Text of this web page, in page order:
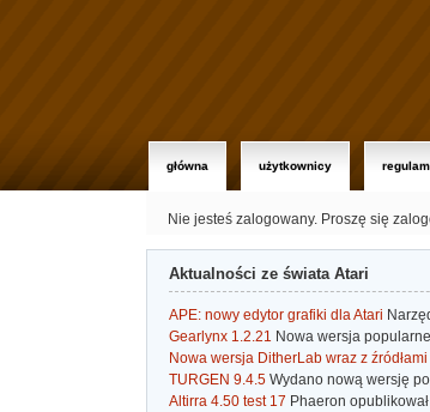
główna użytkownicy
Nie jesteś zalogowany. Proszę się
Aktualności ze świata Atari
APE: nowy edytor grafiki dla Atari
Gearlynx 1.2.21 Nowa wersja
Nowa wersja DitherLab wraz z źródłami
TURGEN 9.4.5 Wydano nową wersję
Altirra 4.50 test 17 Phaeron